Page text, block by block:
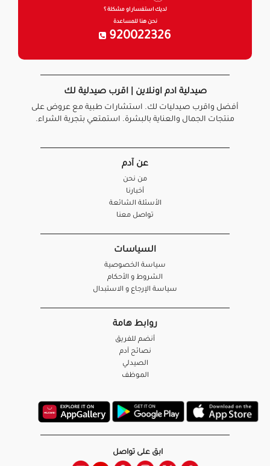
لديك استفسار او مشكلة ؟
نحن هنا للمساعدة
920022326
صيدلية ادم اونلاين | اقرب صيدلية لك
أفضل واقرب صيدليات لك. استشارات طبية مع عروض على
منتجات الجمال والعناية بالبشرة. استمتعي بتجربة الشراء.
عن آدم
من نحن
أخبارنا
الأسئلة الشائعة
تواصل معنا
السياسات
سياسة الخصوصية
الشروط و الأحكام
سياسة الإرجاع و الاستبدال
روابط هامة
أنضم للفريق
نصائح آدم
الصيدلي
الموظف
ابق على تواصل